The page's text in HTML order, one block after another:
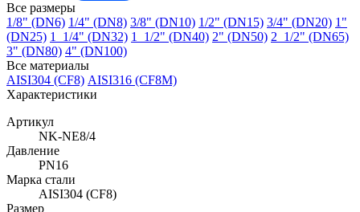
Все размеры
1/8" (DN6) 1/4" (DN8) 3/8" (DN10) 1/2" (DN15) 3/4" (DN20) 1"
(DN25) 1_1/4" (DN32) 1_1/2" (DN40) 2" (DN50) 2_1/2" (DN65)
3" (DN80) 4" (DN100)
Все материалы
AISI304 (CF8) AISI316 (CF8M)
Характеристики
Артикул
NK-NE8/4
Давление
PN16
Марка стали
AISI304 (CF8)
Размер